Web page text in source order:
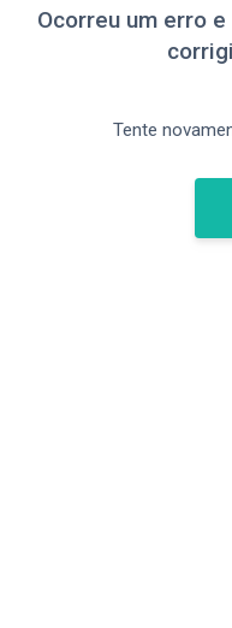
Ocorreu um erro
Tente